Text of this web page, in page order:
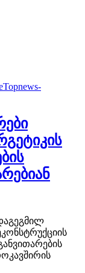
Topnews-